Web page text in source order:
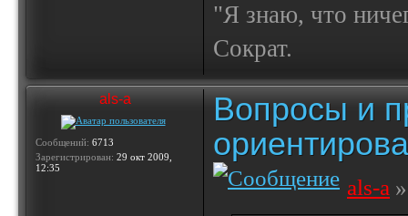
"Я знаю, что
Сократ.
als-a
Сообщений: 6713
Зарегистрирован: 29 окт 2009,
12:35
Вопросы и
als-a